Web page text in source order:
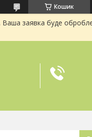
Кошик
заявка буде